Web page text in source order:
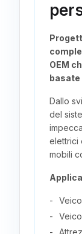
OEM
basate
Dallo
del
elettrici
mobili